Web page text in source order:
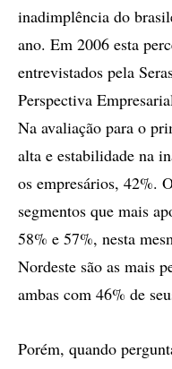
inadimplência do
ano. Em 2006 esta
entrevistados pela
Perspectiva
Na avaliação para o
alta e estabilidade na
os empresários, 42%.
segmentos que mais
58% e 57%, nesta
Nordeste são as mais
ambas com 46% de
Porém, quando